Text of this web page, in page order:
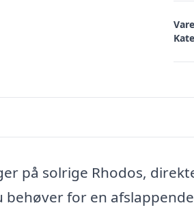
på solrige Rhodos,
for en